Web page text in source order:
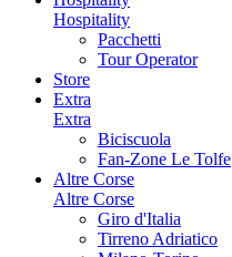
Hospitality
Pacchetti
Tour Operator
Store
Extra
Extra
Biciscuola
Fan-Zone Le Tolfe
Altre Corse
Altre Corse
Giro d'Italia
Tirreno Adriatico